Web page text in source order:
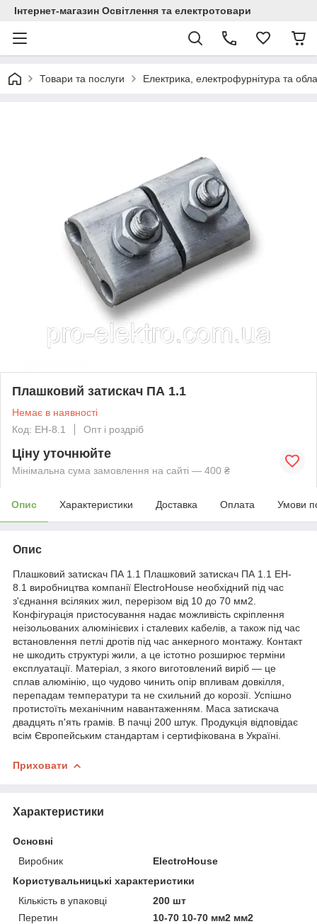
Інтернет-магазин Освітлення та електротовари
Товари та послуги Електрика, електрофурнітура та
Плашковий затискач ПА 1.1
Немає в наявності
Код: EH-8.1
Опт і роздріб
Ціну уточнюйте
Мінімальна сума замовлення на сайті — 400 ₴
Опис Характеристики Доставка Оплата Умови
Опис
Плашковий затискач ПА 1.1 Плашковий затискач ПА 1.1 EH-
8.1 виробництва компанії ElectroHouse необхідний під час
з'єднання всіляких жил, перерізом від 10 до 70 мм2.
Конфігурація пристосування надає можливість скріплення
неізольованих алюмінієвих і сталевих кабелів, а також під час
встановлення петлі дротів під час анкерного монтажу. Контакт
не шкодить структурі жили, а це істотно розширює терміни
експлуатації. Матеріал, з якого виготовлений виріб — це
сплав алюмінію, що чудово чинить опір впливам довкілля,
перепадам температури та не схильний до корозії. Успішно
протистоїть механічним навантаженням. Маса затискача
двадцять п'ять грамів. В пачці 200 штук. Продукція відповідає
всім Європейським стандартам і сертифікована в Україні.
Приховати
Характеристики
Основні
Виробник
ElectroHouse
Користувальницькі характеристики
Кількість в упаковці
200 шт
Перетин
10-70 10-70 мм2 мм2